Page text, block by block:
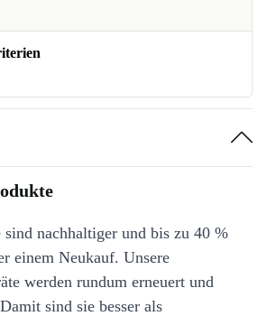
sind nachhaltiger und bis zu 40 %
einem Neukauf. Unsere
werden rundum erneuert und
sind sie besser als